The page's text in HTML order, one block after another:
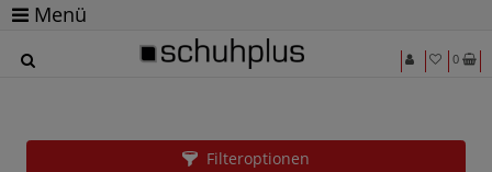
Menü
0
Große Pumps von Gabor für Sie bei EUROPAS
Filteroptionen